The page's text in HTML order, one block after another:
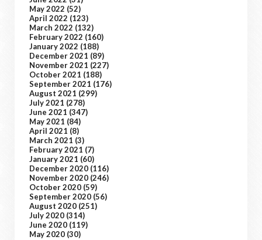
May 2022 (52)
April 2022 (123)
March 2022 (132)
February 2022 (160)
January 2022 (188)
December 2021 (89)
November 2021 (227)
October 2021 (188)
September 2021 (176)
August 2021 (299)
July 2021 (278)
June 2021 (347)
May 2021 (84)
April 2021 (8)
March 2021 (3)
February 2021 (7)
January 2021 (60)
December 2020 (116)
November 2020 (246)
October 2020 (59)
September 2020 (56)
August 2020 (251)
July 2020 (314)
June 2020 (119)
May 2020 (30)